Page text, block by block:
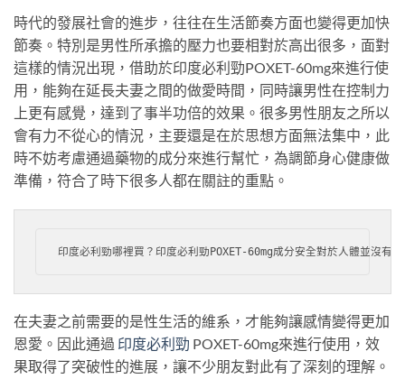
時代的發展社會的進步，往往在生活節奏方面也變得更加快
節奏。特別是男性所承擔的壓力也要相對於高出很多，面對
這樣的情況出現，借助於印度必利勁POXET-60mg來進行使
用，能夠在延長夫妻之間的做愛時間，同時讓男性在控制力
上更有感覺，達到了事半功倍的效果。很多男性朋友之所以
會有力不從心的情況，主要還是在於思想方面無法集中，此
時不妨考慮通過藥物的成分來進行幫忙，為調節身心健康做
準備，符合了時下很多人都在關註的重點。
印度必利勁哪裡買？印度必利勁POXET-60mg成分安全對於人體並沒
在夫妻之前需要的是性生活的維系，才能夠讓感情變得更加
恩愛。因此通過 印度必利勁 POXET-60mg來進行使用，效
果取得了突破性的進展，讓不少朋友對此有了深刻的理解。